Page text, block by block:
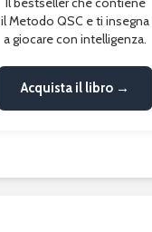
il Metodo QSC e ti insegna
a giocare con intelligenza.
Acquista il libro →